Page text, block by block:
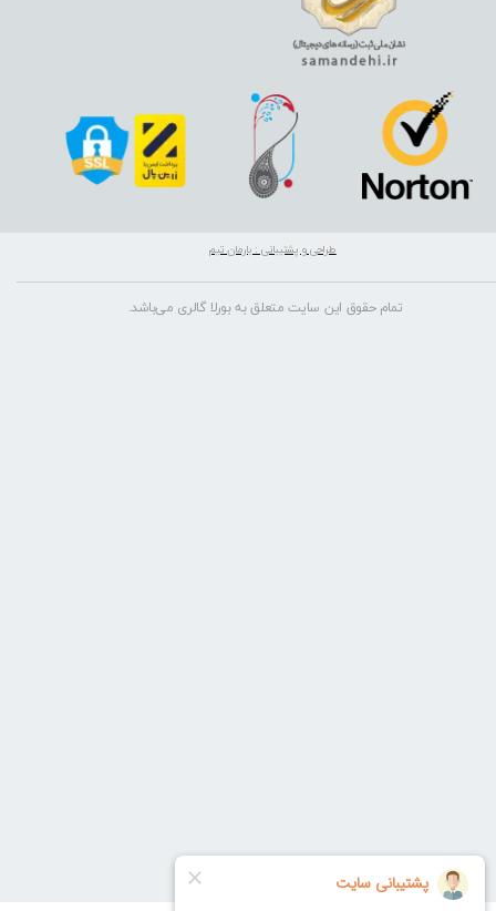
تمام حقوق این سایت متعلق به بورلا گالری می‌باشد.
طراحی و پشتیبانی : بارمان تیم